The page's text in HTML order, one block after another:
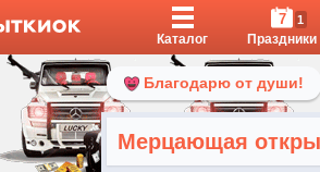
Каталог
7 1
Праздники
Благодарю от души!
Мерцающая